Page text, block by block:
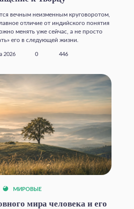
вечным неизменным круговоротом,
отличие от индийского понятия
менять уже сейчас, а не просто
его в следующей жизни.
2026 0 446
МИРОВЫЕ
мира человека и его